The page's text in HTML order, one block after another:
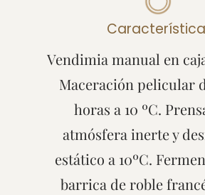
Vendimia manual en
Maceración pelicular
horas a 10 ºC.
atmósfera inerte y
estático a 10ºC.
barrica de roble